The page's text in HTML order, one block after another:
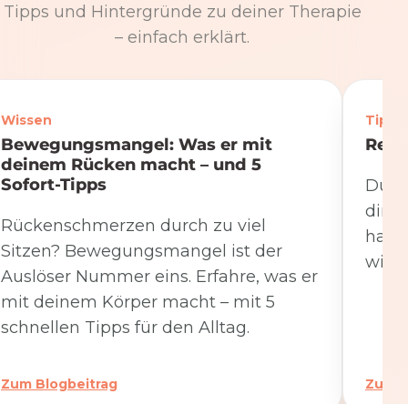
Tipps und Hintergründe zu deiner Therapie
– einfach erklärt.
Wissen
Bewegungsmangel: Was er mit
deinem Rücken macht – und 5
Sofort-Tipps
Rückenschmerzen durch zu viel
Sitzen? Bewegungsmangel ist der
Auslöser Nummer eins. Erfahre, was er
mit deinem Körper macht – mit 5
schnellen Tipps für den Alltag.
Zum Blogbeitrag
Tipps
Du
hat.
Zum